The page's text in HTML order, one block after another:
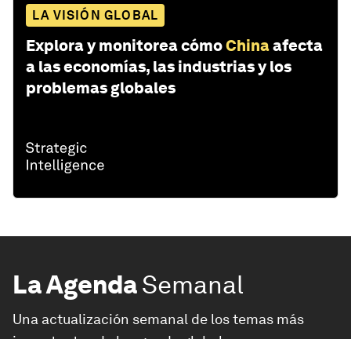
LA VISIÓN GLOBAL
Explora y monitorea cómoChinaafecta
a las economías, las industrias y los
problemas globales
La AgendaSemanal
Una actualización semanal de los temas más